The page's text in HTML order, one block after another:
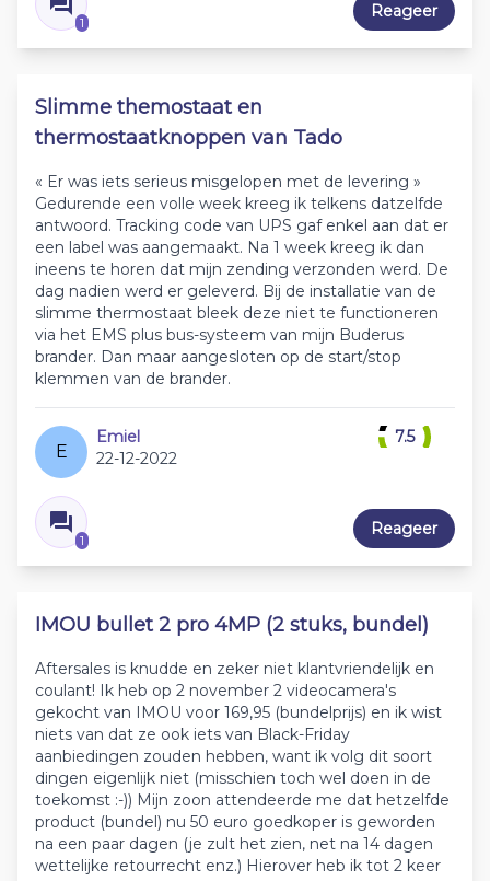
1
Reageer
Slimme themostaat en
thermostaatknoppen van Tado
« Er was iets serieus misgelopen met de levering »
Gedurende een volle week kreeg ik telkens datzelfde
antwoord. Tracking code van UPS gaf enkel aan dat er
een label was aangemaakt. Na 1 week kreeg ik dan
ineens te horen dat mijn zending verzonden werd. De
dag nadien werd er geleverd. Bij de installatie van de
slimme thermostaat bleek deze niet te functioneren
via het EMS plus bus-systeem van mijn Buderus
brander. Dan maar aangesloten op de start/stop
klemmen van de brander.
E
Emiel
22-12-2022
1
7.5
Reageer
IMOU bullet 2 pro 4MP (2 stuks, bundel)
Aftersales is knudde en zeker niet klantvriendelijk en
coulant! Ik heb op 2 november 2 videocamera's
gekocht van IMOU voor 169,95 (bundelprijs) en ik wist
niets van dat ze ook iets van Black-Friday
aanbiedingen zouden hebben, want ik volg dit soort
dingen eigenlijk niet (misschien toch wel doen in de
toekomst :-)) Mijn zoon attendeerde me dat hetzelfde
product (bundel) nu 50 euro goedkoper is geworden
na een paar dagen (je zult het zien, net na 14 dagen
wettelijke retourrecht enz.) Hierover heb ik tot 2 keer